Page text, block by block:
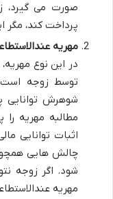
صورت می گیرد،
پرداخت کند، مگر
مهریه
در این نوع
توسط زوجه
شوهرش توانایی
مطالبه مهریه را
اثبات توانایی
چالش هایی
شود. اگر زوجه
مهریه